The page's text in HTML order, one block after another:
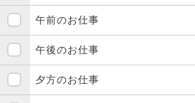
午前のお仕事
午後のお仕事
夕方のお仕事